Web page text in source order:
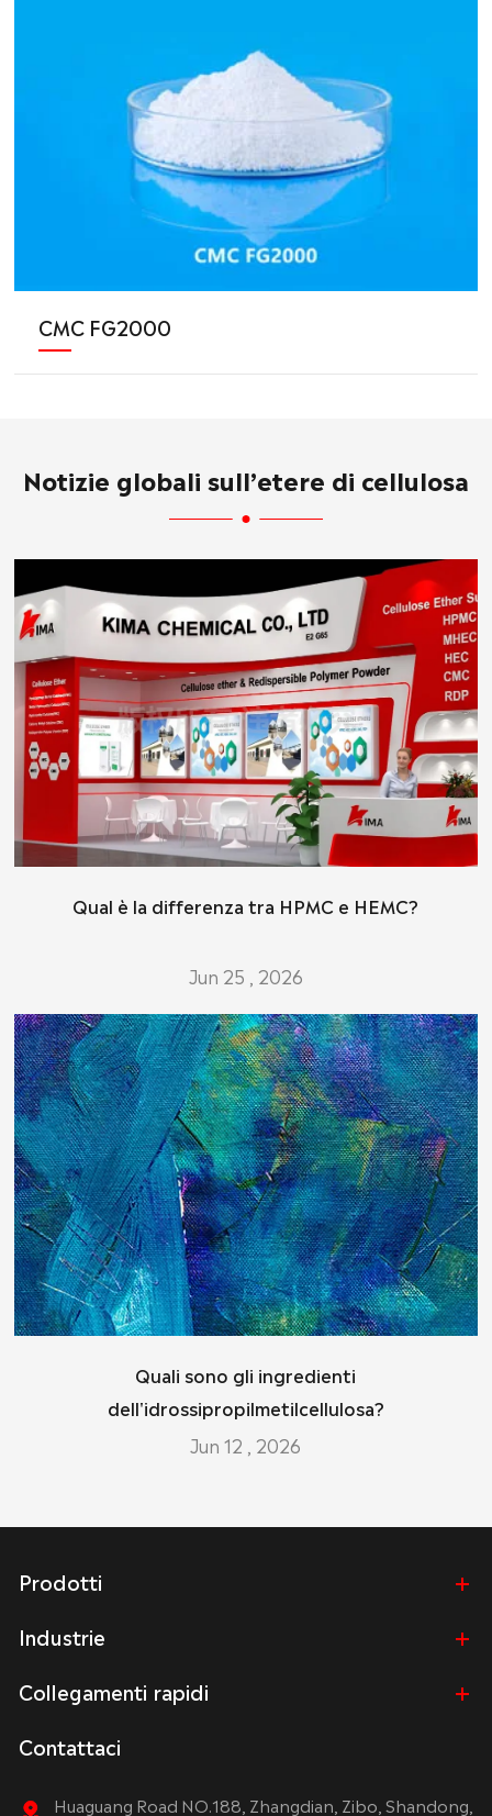
CMC FG2000
Notizie globali sull’etere di cellulosa
Qual è la differenza tra HPMC e HEMC?
Jun 25 , 2026
Quali sono gli ingredienti
dell'idrossipropilmetilcellulosa?
Jun 12 , 2026
Prodotti
Industrie
Collegamenti rapidi
Contattaci
Huaguang Road NO.188, Zhangdian, Zibo, Shandong,